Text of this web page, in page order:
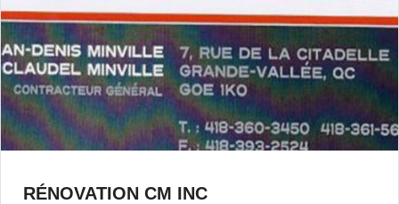
RÉNOVATION CM INC